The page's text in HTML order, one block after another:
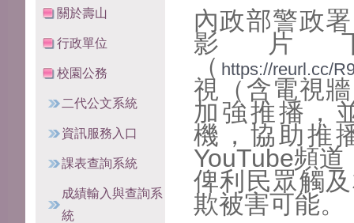
關於壽山
行政單位
校園公務
二代公文系統
資訊服務入口
課表查詢系統
成績輸入與查詢系
統
內政部警政
影片
（ https://reurl.cc/
視（含電視
加強推播，
機，協助推
YouTube頻
俾利民眾觸
欺被害可能。